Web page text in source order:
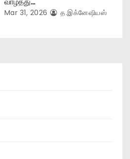
Mar 31, 2026 த.இக்னேஷியஸ்